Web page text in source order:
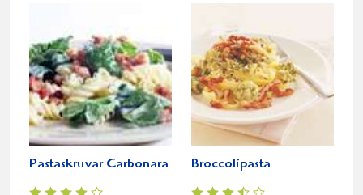
Pastaskruvar Carbonara Broccolipasta